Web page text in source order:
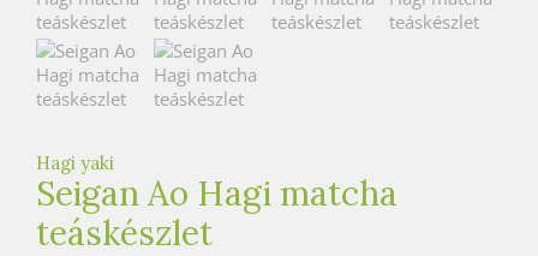
t
e
a
á
z
Hagi yaki
Seigan Ao Hagi matcha
teáskészlet